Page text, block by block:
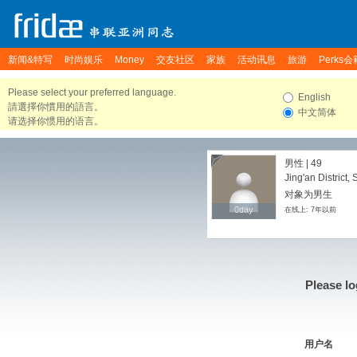
新闻&特写 时尚娱乐 Money 交友社区 家族 活动讯息 旅游 Perks会
Please select your preferred language.
請選擇你慣用的語言。
请选择你惯用的语言。
English
中文简体
0day
0day
男性 | 49
Jing'an District,
对象为男生
在线上: 7年以前
Please
用户名